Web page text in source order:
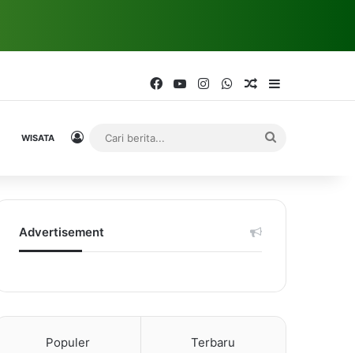
FacebookYouTubeInstagramWhatsAppRandom Article
WISATA Log In
Advertisement
Populer Terbaru